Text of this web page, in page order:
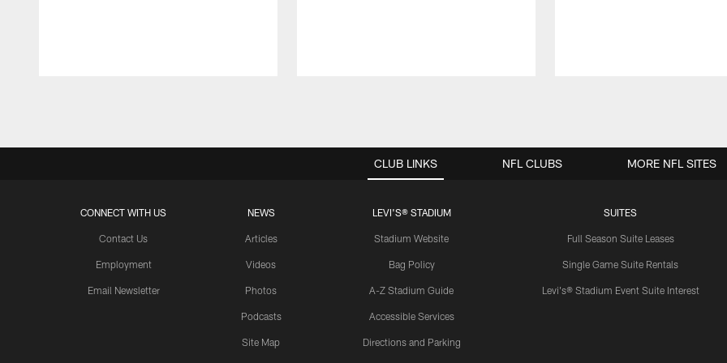
CLUB LINKS
CONNECT WITH US
Contact Us
Employment
Email Newsletter
NEWS
Articles
Videos
Photos
Podcasts
Site Map
LEVI'S® STADIUM
Stadium Website
Bag Policy
A-Z Stadium Guide
Accessible Services
Directions and Parking
SUITES
Full Season Suite Leases
Single Game Suite Rentals
Levi's® Stadium Event Suite Interest
NFL CLUBS MORE NFL SITES